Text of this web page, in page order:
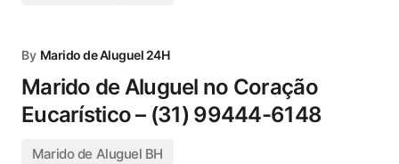
By Marido de Aluguel 24H
Marido de Aluguel no Coração
Eucarístico – (31) 99444-6148
Marido de Aluguel BH